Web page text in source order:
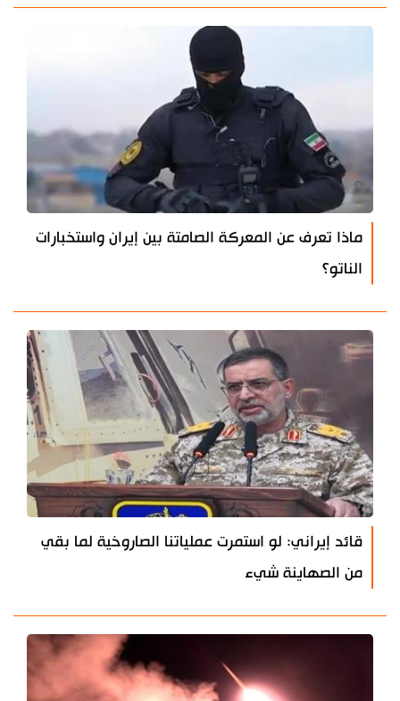
ماذا تعرف عن المعركة الصامتة بين إيران واستخبارات
الناتو؟
قائد إيراني: لو استمرت عملياتنا الصاروخية لما بقي
من الصهاينة شيء